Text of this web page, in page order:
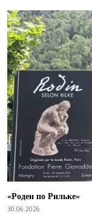
«Роден по Рильке»
30.06.2026